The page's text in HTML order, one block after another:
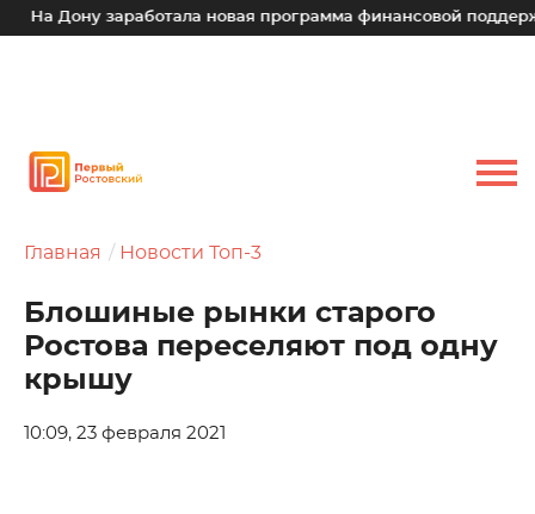
Дону заработала новая программа финансовой поддержки
Главная Новости Топ-3
Блошиные рынки старого
Ростова переселяют под одну
крышу
10:09, 23 февраля 2021